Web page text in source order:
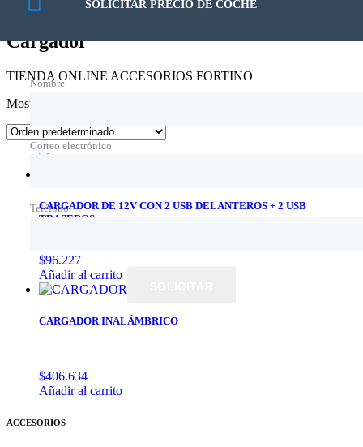
Mi cuenta
Cargador
TIENDA ONLINE ACCESORIOS FORTINO
Mostrando los 2 resultados
CARGADOR DE 12V CON 2 USB DELANTEROS + 2 USB
TRASEROS
$96.227
Añadir al carrito
CARGADOR INALÁMBRICO
$406.634
Añadir al carrito
ACCESORIOS
SOLICITAR PRECIO DE COCHE
Nombre
Correo electrónico
Teléfono